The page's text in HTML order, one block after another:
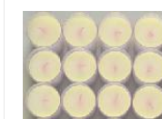
€4.90